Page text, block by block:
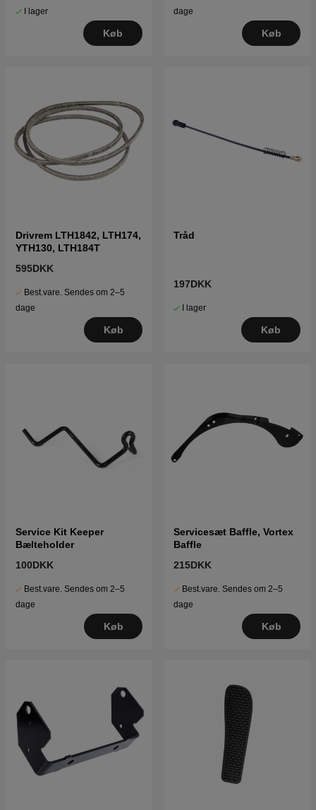
I lager
Køb
dage
Køb
Drivrem LTH1842, LTH174,
YTH130, LTH184T
595DKK
Best.vare. Sendes om 2–5
dage
Køb
Tråd
197DKK
I lager
Køb
Service Kit Keeper
Bælteholder
100DKK
Best.vare. Sendes om 2–5
dage
Køb
Servicesæt Baffle, Vortex
Baffle
215DKK
Best.vare. Sendes om 2–5
dage
Køb